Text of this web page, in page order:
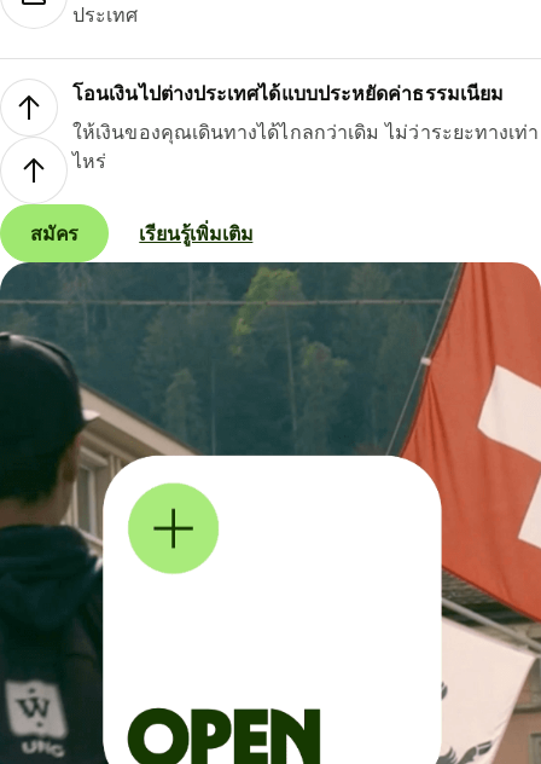
ประเทศ
โอนเงินไปต่างประเทศได้แบบประหยัดค่าธรรมเนียม
ให้เงินของคุณเดินทางได้ไกลกว่าเดิม ไม่ว่าระยะทางเท่า
ไหร่
สมัคร เรียนรู้เพิ่มเติม